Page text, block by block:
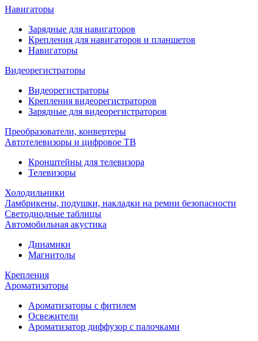
Навигаторы
Зарядные для навигаторов
Крепления для навигаторов и планшетов
Навигаторы
Видеорегистраторы
Видеорегистраторы
Крепления видеорегистраторов
Зарядные для видеорегистраторов
Преобразователи, конвертеры
Автотелевизоры и цифровое ТВ
Кронштейны для телевизора
Телевизоры
Холодильники
Ламбрикены, подушки, накладки на ремни безопасности
Светодиодные таблицы
Автомобильная акустика
Динамики
Магнитолы
Крепления
Ароматизаторы
Ароматизаторы с фитилем
Освежители
Ароматизатор диффузор с палочками